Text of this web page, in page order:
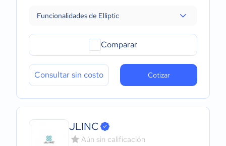
Funcionalidades de Elliptic
Comparar
Consultar sin costo Cotizar
JLINC
Aún sin calificación